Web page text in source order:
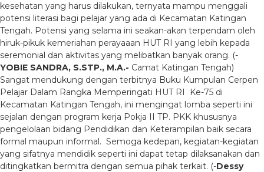
kesehatan yang harus dilakukan, ternyata mampu menggali
potensi literasi bagi pelajar yang ada di Kecamatan Katingan
Tengah. Potensi yang selama ini seakan-akan terpendam oleh
hiruk-pikuk kemeriahan perayaaan HUT RI yang lebih kepada
seremonial dan aktivitas yang melibatkan banyak orang. (-
YOBIE SANDRA, S.STP., M.A.- Camat Katingan Tengah)
Sangat mendukung dengan terbitnya Buku Kumpulan Cerpen
Pelajar Dalam Rangka Memperingati HUT RI Ke-75 di
Kecamatan Katingan Tengah, ini mengingat lomba seperti ini
sejalan dengan program kerja Pokja II TP. PKK khususnya
pengelolaan bidang Pendidikan dan Keterampilan baik secara
formal maupun informal. Semoga kedepan, kegiatan-kegiatan
yang sifatnya mendidik seperti ini dapat tetap dilaksanakan dan
ditingkatkan bermitra dengan semua pihak terkait. (-Dessy